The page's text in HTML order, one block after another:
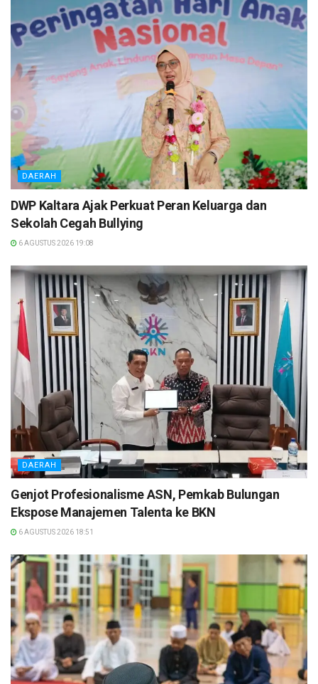
DAERAH
DWP Kaltara Ajak Perkuat Peran Keluarga dan
Sekolah Cegah Bullying
6 AGUSTUS 2026 19:08
DAERAH
Genjot Profesionalisme ASN, Pemkab Bulungan
Ekspose Manajemen Talenta ke BKN
6 AGUSTUS 2026 18:51